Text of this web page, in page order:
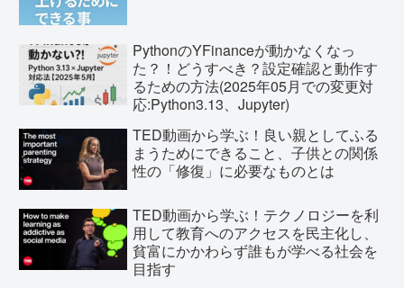
PythonのYFinanceが動かなくなっ
た？！どうすべき？設定確認と動作す
るための方法(2025年05月での変更対
応:Python3.13、Jupyter)
TED動画から学ぶ！良い親としてふる
まうためにできること、子供との関係
性の「修復」に必要なものとは
TED動画から学ぶ！テクノロジーを利
用して教育へのアクセスを民主化し、
貧富にかかわらず誰もが学べる社会を
目指す